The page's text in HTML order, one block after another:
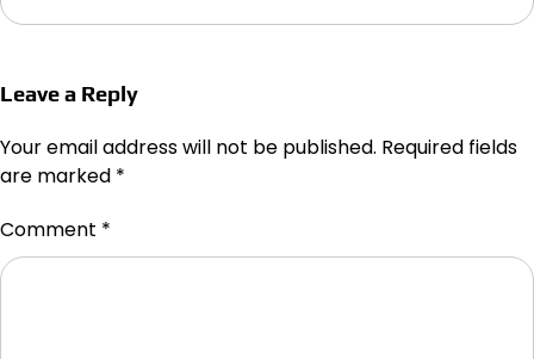
Leave a Reply
Your email address will not be published. Required fields
are marked *
Comment *